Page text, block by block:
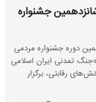
جشنواره
دوره جشنواره مردمی
«جنگ تمدنی ایران اسلامی
رقابتی، برگزار